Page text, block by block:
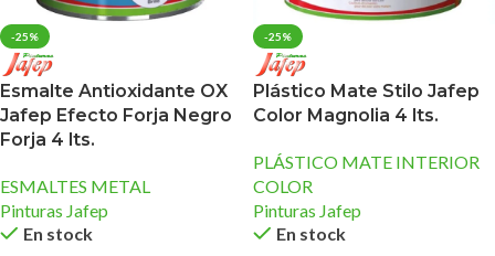
-25%
Esmalte Antioxidante OX
Jafep Efecto Forja Negro
Forja 4 lts.
ESMALTES METAL
Pinturas Jafep
En stock
-25%
Plástico Mate Stilo Jafep
Color Magnolia 4 lts.
PLÁSTICO MATE INTERIOR
COLOR
Pinturas Jafep
En stock